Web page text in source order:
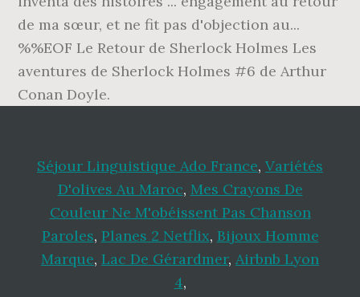
Séjour Linguistique Ado France, Variétés
D'olives Au Maroc, Mes Crayons De
Couleur Ne M'obéissent Pas Chanson
Paroles, Planes 2 Netflix, Bijoux Homme
Marque, Lac De Gérardmer, Airbnb Lyon
4,